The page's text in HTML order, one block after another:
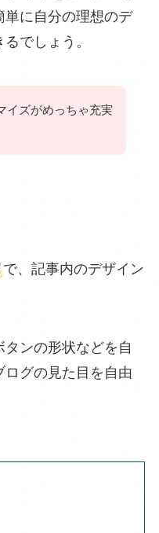
に自分の理想のデ
でしょう。
イズがめっちゃ充実
で、記事内のデザイン
ンの形状などを自
グの見た目を自由